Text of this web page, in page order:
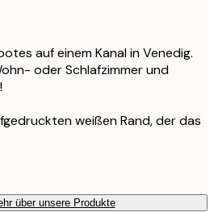
auf einem Kanal in Venedig.
oder Schlafzimmer und
weißen Rand, der das
über unsere Produkte